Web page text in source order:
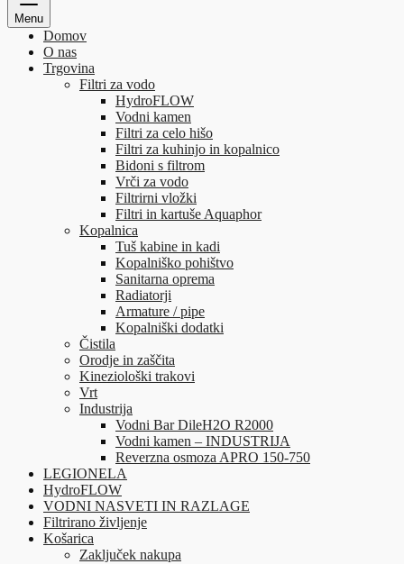
Menu
Domov
O nas
Trgovina
Filtri za vodo
HydroFLOW
Vodni kamen
Filtri za celo hišo
Filtri za kuhinjo in kopalnico
Bidoni s filtrom
Vrči za vodo
Filtrirni vložki
Filtri in kartuše Aquaphor
Kopalnica
Tuš kabine in kadi
Kopalniško pohištvo
Sanitarna oprema
Radiatorji
Armature / pipe
Kopalniški dodatki
Čistila
Orodje in zaščita
Kineziološki trakovi
Vrt
Industrija
Vodni Bar DileH2O R2000
Vodni kamen – INDUSTRIJA
Reverzna osmoza APRO 150-750
LEGIONELA
HydroFLOW
VODNI NASVETI IN RAZLAGE
Filtrirano življenje
Košarica
Zaključek nakupa